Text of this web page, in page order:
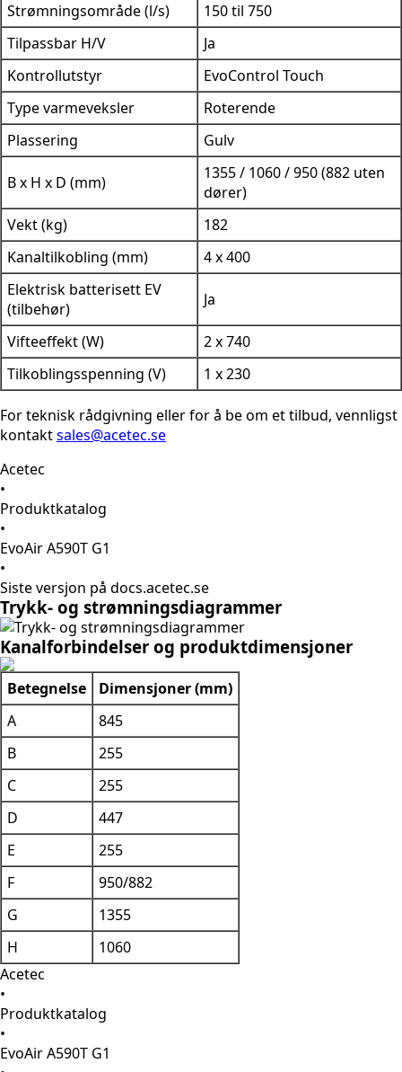
Strømningsområde (l/s)
150 til 750
Tilpassbar H/V
Ja
Kontrollutstyr
EvoControl Touch
Type varmeveksler
Roterende
Plassering
Gulv
B x H x D (mm)
1355 / 1060 / 950 (882 uten
dører)
Vekt (kg)
182
Kanaltilkobling (mm)
4 x 400
Elektrisk batterisett EV
(tilbehør)
Ja
Vifteeffekt (W)
2 x 740
Tilkoblingsspenning (V)
1 x 230
For teknisk rådgivning eller for å be om et tilbud, vennligst
kontaktsales@acetec.se
Acetec
•
Produktkatalog
•
EvoAir A590T G1
•
Siste versjon på docs.acetec.se
Trykk- og strømningsdiagrammer
Kanalforbindelser og produktdimensjoner
Betegnelse
Dimensjoner (mm)
A
845
B
255
C
255
D
447
E
255
F
950/882
G
1355
H
1060
Acetec
•
Produktkatalog
•
EvoAir A590T G1